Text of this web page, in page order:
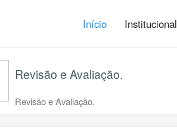
Início Institucional
Revisão e Avaliação.
Revisão e Avaliação.